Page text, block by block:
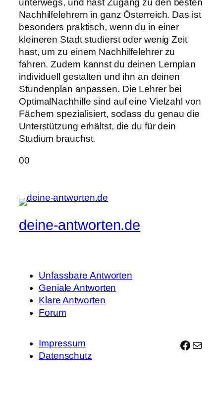
unterwegs, und hast Zugang zu den besten
Nachhilfelehrern in ganz Österreich. Das ist
besonders praktisch, wenn du in einer
kleineren Stadt studierst oder wenig Zeit
hast, um zu einem Nachhilfelehrer zu
fahren. Zudem kannst du deinen Lernplan
individuell gestalten und ihn an deinen
Stundenplan anpassen. Die Lehrer bei
OptimalNachhilfe sind auf eine Vielzahl von
Fächern spezialisiert, sodass du genau die
Unterstützung erhältst, die du für dein
Studium brauchst.
Anklicken
nach
0Anklicken
nach
0
deine-antworten.de
Unfassbare Antworten
Geniale Antworten
Klare Antworten
Forum
Impressum
Datenschutz
E-Mail